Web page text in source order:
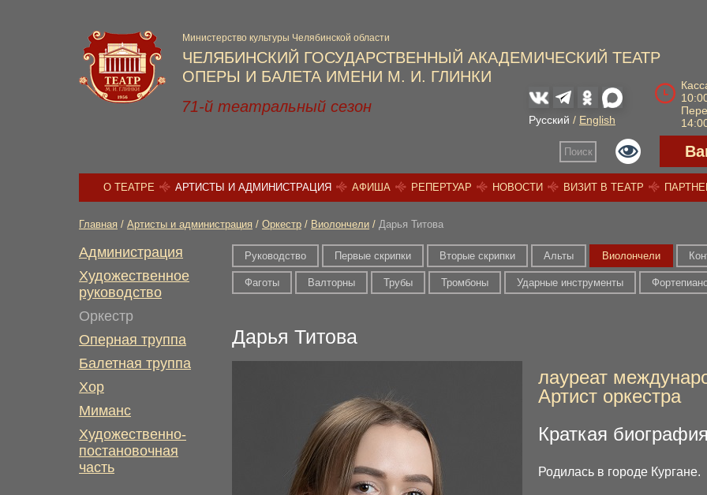
ЧЕЛЯБИНСКИЙ ГОСУДАРСТВЕННЫЙ АКАДЕМИЧЕСКИЙ ТЕАТР
ОПЕРЫ И БАЛЕТА ИМЕНИ М. И. ГЛИНКИ
Министерство культуры Челябинской области
Русский / English
71-й театральный сезон
Поиск
О ТЕАТРЕ АРТИСТЫ И АДМИНИСТРАЦИЯ АФИША РЕПЕРТУАР НОВОСТИ ВИЗИТ В ТЕАТР
Главная / Артисты и администрация / Оркестр / Виолончели / Дарья Титова
Администрация
Художественное
руководство
Оркестр
Оперная труппа
Балетная труппа
Хор
Миманс
Художественно-
постановочная
часть
Руководство Первые скрипки Вторые скрипки Альты Виолончели
Фаготы Валторны Трубы Тромбоны Ударные инструменты
Дарья Титова
лауреат
Артист оркестра
Краткая
Родилась в городе Кургане.